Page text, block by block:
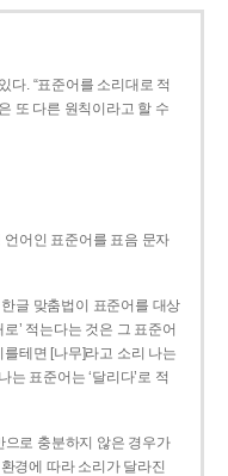
다. “표준어를 소리대로 적
또 다른 원칙이라고 할 수
어인 표준어를 표음 문자
글 맞춤법이 표준어를 대상
’ 적는다는 것은 그 표준어
테면 [나무]라고 소리 나는
는 표준어는 ‘달리다’로 적
로 충분하지 않은 경우가
경에 따라 소리가 달라진